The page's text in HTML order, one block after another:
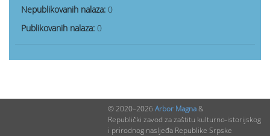
Nepublikovanih nalaza: 0
Publikovanih nalaza: 0
© 2020–2026 Arbor Magna&
Republički zavod za zaštitu kulturno-istorijskog
i prirodnog nasljeđa Republike Srpske